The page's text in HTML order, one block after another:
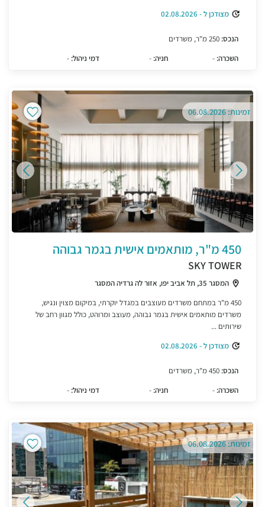
מצודכן ל - 02.08.2026
הנכס:
השכרה: - חניה: - דמי ניהול: -
זמינות: 06.08.2026
450 מ"ר, מותאמים אישית בגמר גבוהה
SKY TOWER
המסגר 35, תל אביב יפו, אזור לה גרדיה המסגר
450 מ"ר במתחם משרדים מעוצבים במגדל יוקרתי, במיקום מצוין ונגיש,
משרדים מותאמים אישית בגמר גבוהה, מעוצב ומרוהט, כולל מגוון רחב של
שירותים ...
מצודכן ל - 02.08.2026
הנכס:
השכרה: - חניה: - דמי ניהול: -
זמינות: 06.08.2026